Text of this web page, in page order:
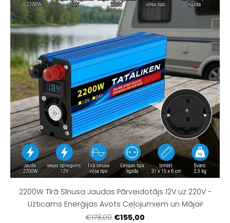
2200W Tīrā Sīnusa Jaudas Pārveidotājs 12V uz 220V -
Uzticams Enerģijas Avots Ceļojumiem un Mājai!
€178,00 €155,00